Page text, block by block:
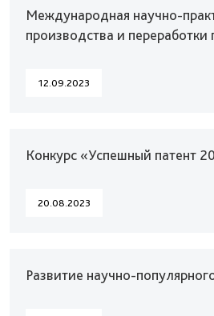
Международная научно-
производства и
12.09.2023
Конкурс «Успешный патент
20.08.2023
Развитие научно-